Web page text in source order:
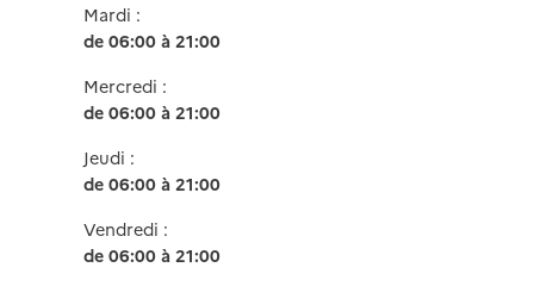
Mardi :
de 06:00 à 21:00
Mercredi :
de 06:00 à 21:00
Jeudi :
de 06:00 à 21:00
Vendredi :
de 06:00 à 21:00